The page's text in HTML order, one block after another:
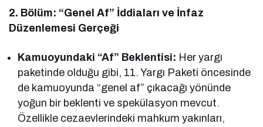
2. Bölüm: “Genel Af” İddiaları ve İnfaz
Düzenlemesi Gerçeği
Kamuoyundaki “Af” Beklentisi: Her yargı
paketinde olduğu gibi, 11. Yargı Paketi öncesinde
de kamuoyunda “genel af” çıkacağı yönünde
yoğun bir beklenti ve spekülasyon mevcut.
Özellikle cezaevlerindeki mahkum yakınları,